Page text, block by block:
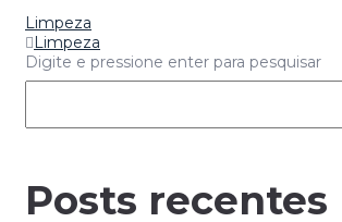
Limpeza
Limpeza
Digite e pressione enter para pesquisar
Posts recentes